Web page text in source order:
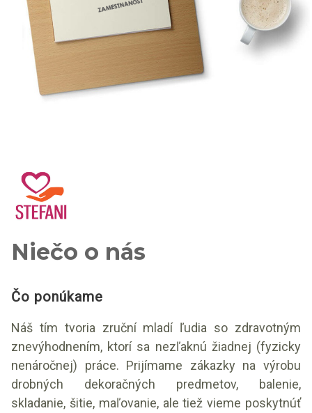
Niečo o nás
Čo ponúkame
Náš tím tvoria zruční mladí ľudia so zdravotným
znevýhodnením, ktorí sa nezľaknú žiadnej (fyzicky
nenáročnej) práce. Prijímame zákazky na výrobu
drobných dekoračných predmetov, balenie,
skladanie, šitie, maľovanie, ale tiež vieme poskytnúť